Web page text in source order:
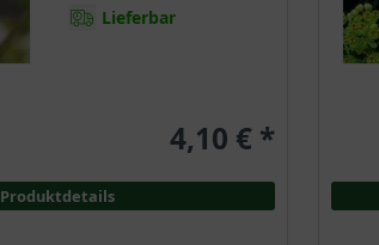
Lieferbar
4,10 € *
Produktdetails